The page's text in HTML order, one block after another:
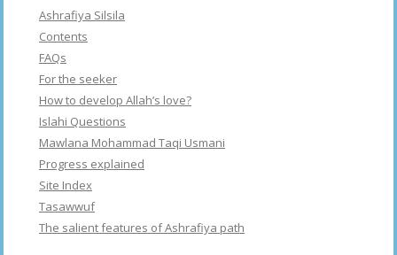
Ashrafiya Silsila
Contents
FAQs
For the seeker
How to develop Allah’s love?
Islahi Questions
Mawlana Mohammad Taqi Usmani
Progress explained
Site Index
Tasawwuf
The salient features of Ashrafiya path